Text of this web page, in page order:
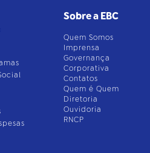
Sobre a EBC
Quem Somos
Imprensa
Governança
Corporativa
Contatos
Quem é Quem
Diretoria
Ouvidoria
RNCP